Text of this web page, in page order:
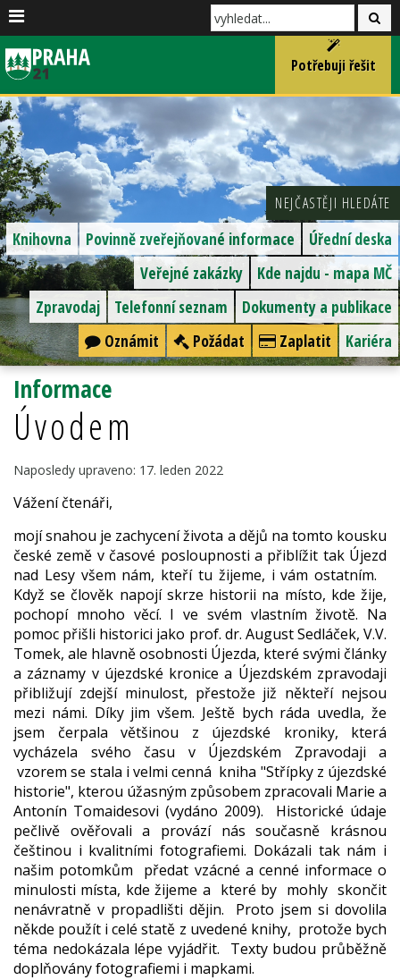
Potřebuji řešit
NEJČASTĚJI HLEDÁTE
Úřední deska
Povinně zveřejňované informace
Knihovna
Kde najdu - mapa MČ
Veřejné zakázky
Dokumenty a publikace
Telefonní seznam
Zpravodaj
Kariéra
Zaplatit
Požádat
Oznámit
Informace
Úvodem
Naposledy upraveno: 17. leden 2022
Vážení čtenáři,
mojí snahou je zachycení života a dějů na tomto kousku
české země v časové posloupnosti a přiblížit tak Újezd
nad Lesy všem nám, kteří tu žijeme, i vám ostatním.
Když se člověk napojí skrze historii na místo, kde žije,
pochopí mnoho věcí. I ve svém vlastním životě. Na
pomoc přišli historici jako prof. dr. August Sedláček, V.V.
Tomek, ale hlavně osobnosti Újezda, které svými články
a záznamy v újezdské kronice a Újezdském zpravodaji
přibližují zdejší minulost, přestože již někteří nejsou
mezi námi. Díky jim všem. Ještě bych ráda uvedla, že
jsem čerpala většinou z újezdské kroniky, která
vycházela svého času v Újezdském Zpravodaji a
vzorem se stala i velmi cenná kniha "Střípky z újezdské
historie", kterou úžasným způsobem zpracovali Marie a
Antonín Tomaidesovi (vydáno 2009). Historické údaje
pečlivě ověřovali a provází nás současně krásnou
češtinou i kvalitními fotografiemi. Dokázali tak nám i
našim potomkům předat vzácné a cenné informace o
minulosti místa, kde žijeme a které by mohly skončit
nenávratně v propadlišti dějin. Proto jsem si dovolila
někde použít i celé statě z uvedené knihy, protože bych
téma nedokázala lépe vyjádřit. Texty budou průběžně
doplňovány fotografiemi i mapkami.